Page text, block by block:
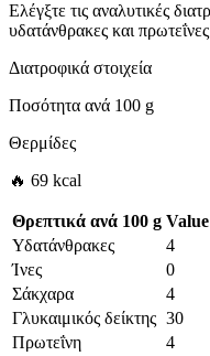
Ελέγξτε τις αναλυτικές
υδατάνθρακες και
Διατροφικά στοιχεία
Ποσότητα ανά 100 g
Θερμίδες
🔥 69 kcal
Θρεπτικά ανά 100 g Value
Υδατάνθρακες
4
Ίνες
0
Σάκχαρα
4
Γλυκαιμικός δείκτης 30
Πρωτεΐνη
4